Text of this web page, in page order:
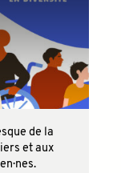
de la
et aux